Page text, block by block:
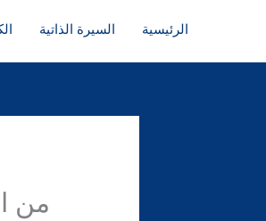
المحتوى
الرئيسية السيرة الذاتية
من